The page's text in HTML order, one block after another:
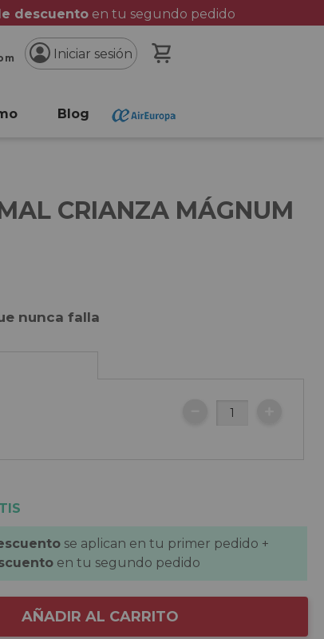
descuentoen tu segundo pedido
Iniciar sesión
Blog
CRIANZA MÁGNUM
nunca falla
se aplican en tu primer pedido +
en tu segundo pedido
AÑADIR AL CARRITO